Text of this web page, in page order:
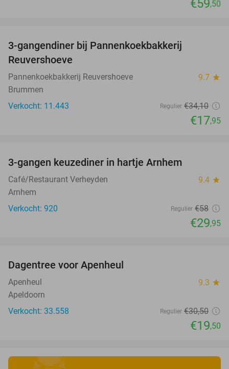
€59,50
3-gangendiner bij Pannenkoekbakkerij
Reuvershoeve
Pannenkoekbakkerij Reuvershoeve 9.7 star
Brummen
Verkocht: 11.443
Regulier €34,10
€17,95
3-gangen keuzediner in hartje Arnhem
Café/Restaurant Verheyden 9.4 star
Arnhem
Verkocht: 920
Regulier €58
€29,95
Dagentree voor Apenheul
Apenheul 9.3 star
Apeldoorn
Verkocht: 33.558
Regulier €30,50
€19,50